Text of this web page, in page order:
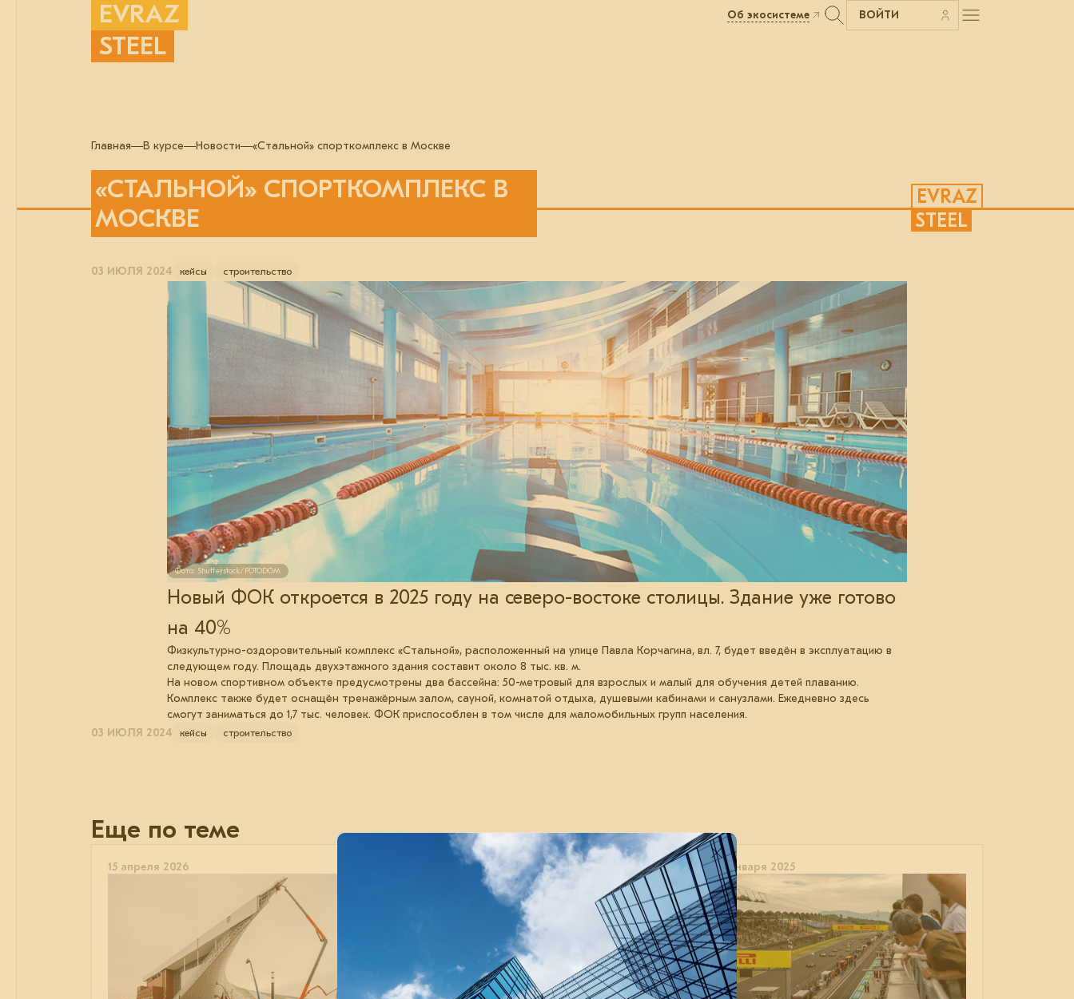
EVRAZ
STEEL
Об экосистеме ВОЙТИ
Главная В курсе Новости «Стальной» спорткомплекс в Москве
EVRAZ
STEEL
«СТАЛЬНОЙ» СПОРТКОМПЛЕКС В
МОСКВЕ
03 ИЮЛЯ 2024 кейсы строительство
Фото: Shutterstock/FOTODOM
Новый ФОК откроется в 2025 году на северо-востоке столицы. Здание уже готово
на 40%
Физкультурно-оздоровительный комплекс «Стальной», расположенный на улице Павла Корчагина, вл. 7, будет введён в эксплуатацию в
следующем году. Площадь двухэтажного здания составит около 8 тыс. кв. м.
На новом спортивном объекте предусмотрены два бассейна: 50-метровый для взрослых и малый для обучения детей плаванию.
Комплекс также будет оснащён тренажёрным залом, сауной, комнатой отдыха, душевыми кабинами и санузлами. Ежедневно здесь
смогут заниматься до 1,7 тыс. человек. ФОК приспособлен в том числе для маломобильных групп населения.
03 ИЮЛЯ 2024
кейсы строительство
Еще по теме
15 апреля 2026 08 июля 2025 14 января 2025